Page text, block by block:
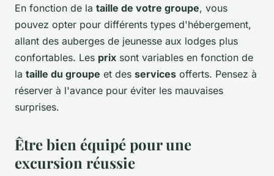
En fonction de la taille de votre groupe, vous
pouvez opter pour différents types d'hébergement,
allant des auberges de jeunesse aux lodges plus
confortables. Les prix sont variables en fonction de
la taille du groupe et des services offerts. Pensez à
réserver à l'avance pour éviter les mauvaises
surprises.
Être bien équipé pour une
excursion réussie